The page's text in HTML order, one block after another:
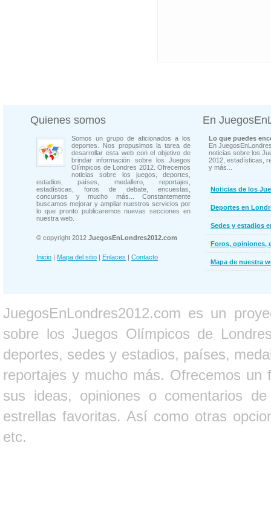
Quienes somos
Somos un grupo de aficionados a los
deportes. Nos propusimos la tarea de
desarrollar esta web con el objetivo de
brindar información sobre los Juegos
Olímpicos de Londres 2012. Ofrecemos
noticias sobre los juegos, deportes,
estadios, países, medallero, reportajes,
estadísticas, foros de debate, encuestas,
concursos y mucho más... Constantemente
buscamos mejorar y ampliar nuestros servicios por
lo que pronto publicaremos nuevas secciones en
nuestra web.
© copyright 2012 JuegosEnLondres2012.com
Inicio | Mapa del sitio | Enlaces | Contacto
En
Lo que puedes
En
noticias sobre los
2012, estadísticas,
y más...
Noticias de los
Deportes en
Sedes y estadios
Foros, opiniones,
Mapa de nuestra
JuegosEnLondres2012.com es un
sobre los Juegos Olímpicos de
deportes, sedes y estadios, países,
reportajes y mucho más. Ofrecemos un
sus ideas, opiniones o comentarios
estrellas favoritas. Así como otras
etc.